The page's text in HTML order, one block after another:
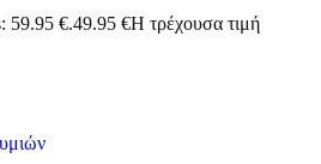
59.95 €.49.95 €Η τρέχουσα τιμή